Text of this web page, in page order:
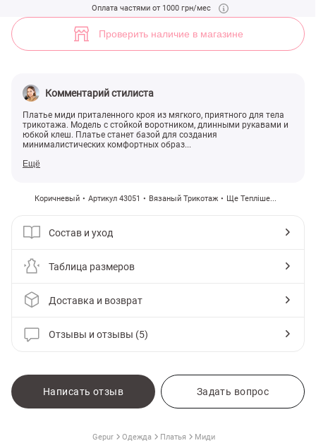
Оплата частями от 1000 грн/мес
Проверить наличие в магазине
Комментарий стилиста
Платье миди приталенного кроя из мягкого, приятного для тела
трикотажа. Модель с стойкой воротником, длинными рукавами и
юбкой клеш. Платье станет базой для создания
минималистических комфортных образ...
Ещё
Коричневый Артикул 43051 Вязаный Трикотаж Ще Тепліше...
Состав и уход
Таблица размеров
Доставка и возврат
Отзывы и отзывы (5)
Написать отзыв Задать вопрос
Gepur Одежда Платья Миди
Коричневое трикотажное платье из хлопка (арт. 43051) ♡